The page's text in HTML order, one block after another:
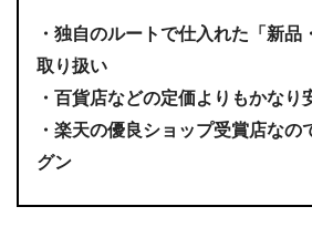
・ 独自のルートで仕入れた「新品
取り扱い
・ 百貨店などの定価よりもかなり
・ 楽天の優良ショップ受賞店なの
グン